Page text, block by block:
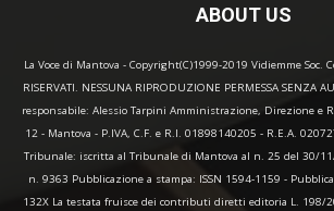
ABOUT US
La Voce di Mantova - Copyright(C)1999-2019 Vidiemme Soc.
RISERVATI. NESSUNA RIPRODUZIONE PERMESSA SENZA
responsabile: Alessio Tarpini Amministrazione, Direzione e
12 - Mantova - P.IVA, C.F. e R.I. 01898140205 - R.E.A.
Tribunale: iscritta al Tribunale di Mantova al n. 25 del 30/
n. 9363 Pubblicazione a stampa: ISSN 1594-1159 -
132X La testata fruisce dei contributi diretti editoria L. 198/